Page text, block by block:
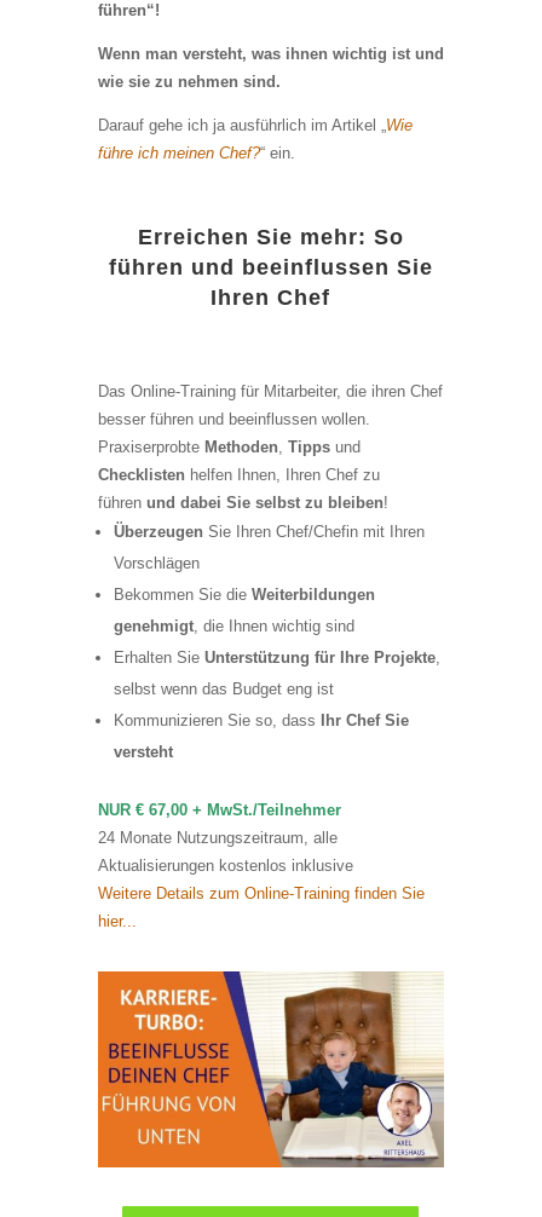
führen“!
Wenn man versteht, was ihnen wichtig ist und
wie sie zu nehmen sind.
Darauf gehe ich ja ausführlich im Artikel „Wie
führe ich meinen Chef?“ ein.
Erreichen Sie mehr: So
führen und beeinflussen Sie
Ihren Chef
Das Online-Training für Mitarbeiter, die ihren Chef
besser führen und beeinflussen wollen.
Praxiserprobte Methoden, Tippsund
Checklisten helfen Ihnen, Ihren Chef zu
führen und dabei Sie selbst zu bleiben!
Überzeugen Sie Ihren Chef/Chefin mit Ihren
Vorschlägen
Bekommen Sie die Weiterbildungen
genehmigt, die Ihnen wichtig sind
Erhalten Sie Unterstützung für Ihre Projekte,
selbst wenn das Budget eng ist
Kommunizieren Sie so, dass
Ihr Chef Sie
versteht
NUR € 67,00 + MwSt./Teilnehmer
24 Monate Nutzungszeitraum, alle
Aktualisierungen kostenlos inklusive
Weitere Details zum Online-Training finden Sie
hier...